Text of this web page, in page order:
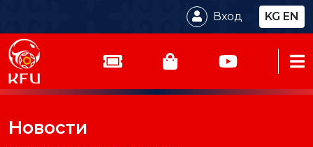
Вход KG EN
Новости